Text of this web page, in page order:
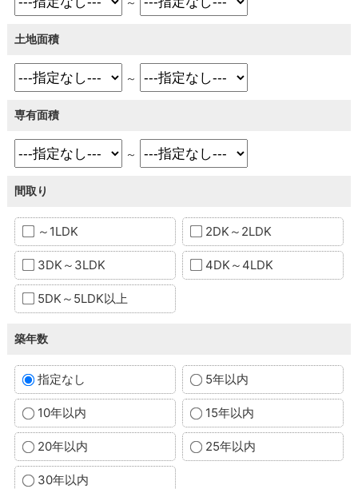
土地面積
～
専有面積
～
間取り
～1LDK 2DK～2LDK
3DK～3LDK 4DK～4LDK
5DK～5LDK以上
築年数
指定なし 5年以内
10年以内 15年以内
20年以内 25年以内
30年以内